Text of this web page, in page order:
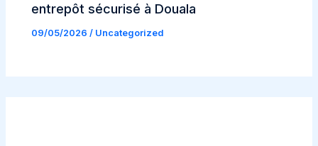
entrepôt sécurisé à Douala
09/05/2026/ Uncategorized